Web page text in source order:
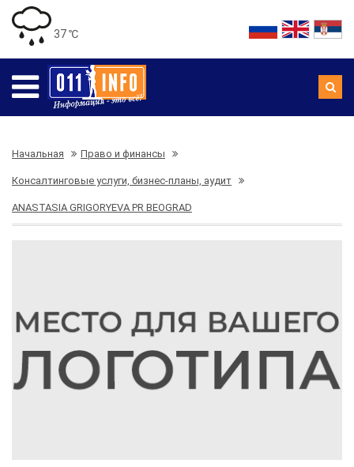
37 ℃
Начальная Право и финансы
Консалтинговые услуги, бизнес-планы, аудит
ANASTASIA GRIGORYEVA PR BEOGRAD